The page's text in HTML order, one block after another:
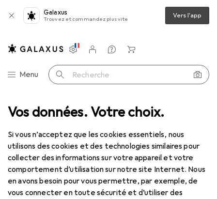
Vos données. Votre choix.
Si vous n’acceptez que les cookies essentiels, nous
utilisons des cookies et des technologies similaires pour
collecter des informations sur votre appareil et votre
comportement d’utilisation sur notre site Internet. Nous
en avons besoin pour vous permettre, par exemple, de
vous connecter en toute sécurité et d’utiliser des
Galaxus
Trouvez et commandez plus vite Vers l'app
Navigation par catégorie
Menu Recherche
Paramètres
Compte client
Listes de comparaison
Listes d'envies
Panier